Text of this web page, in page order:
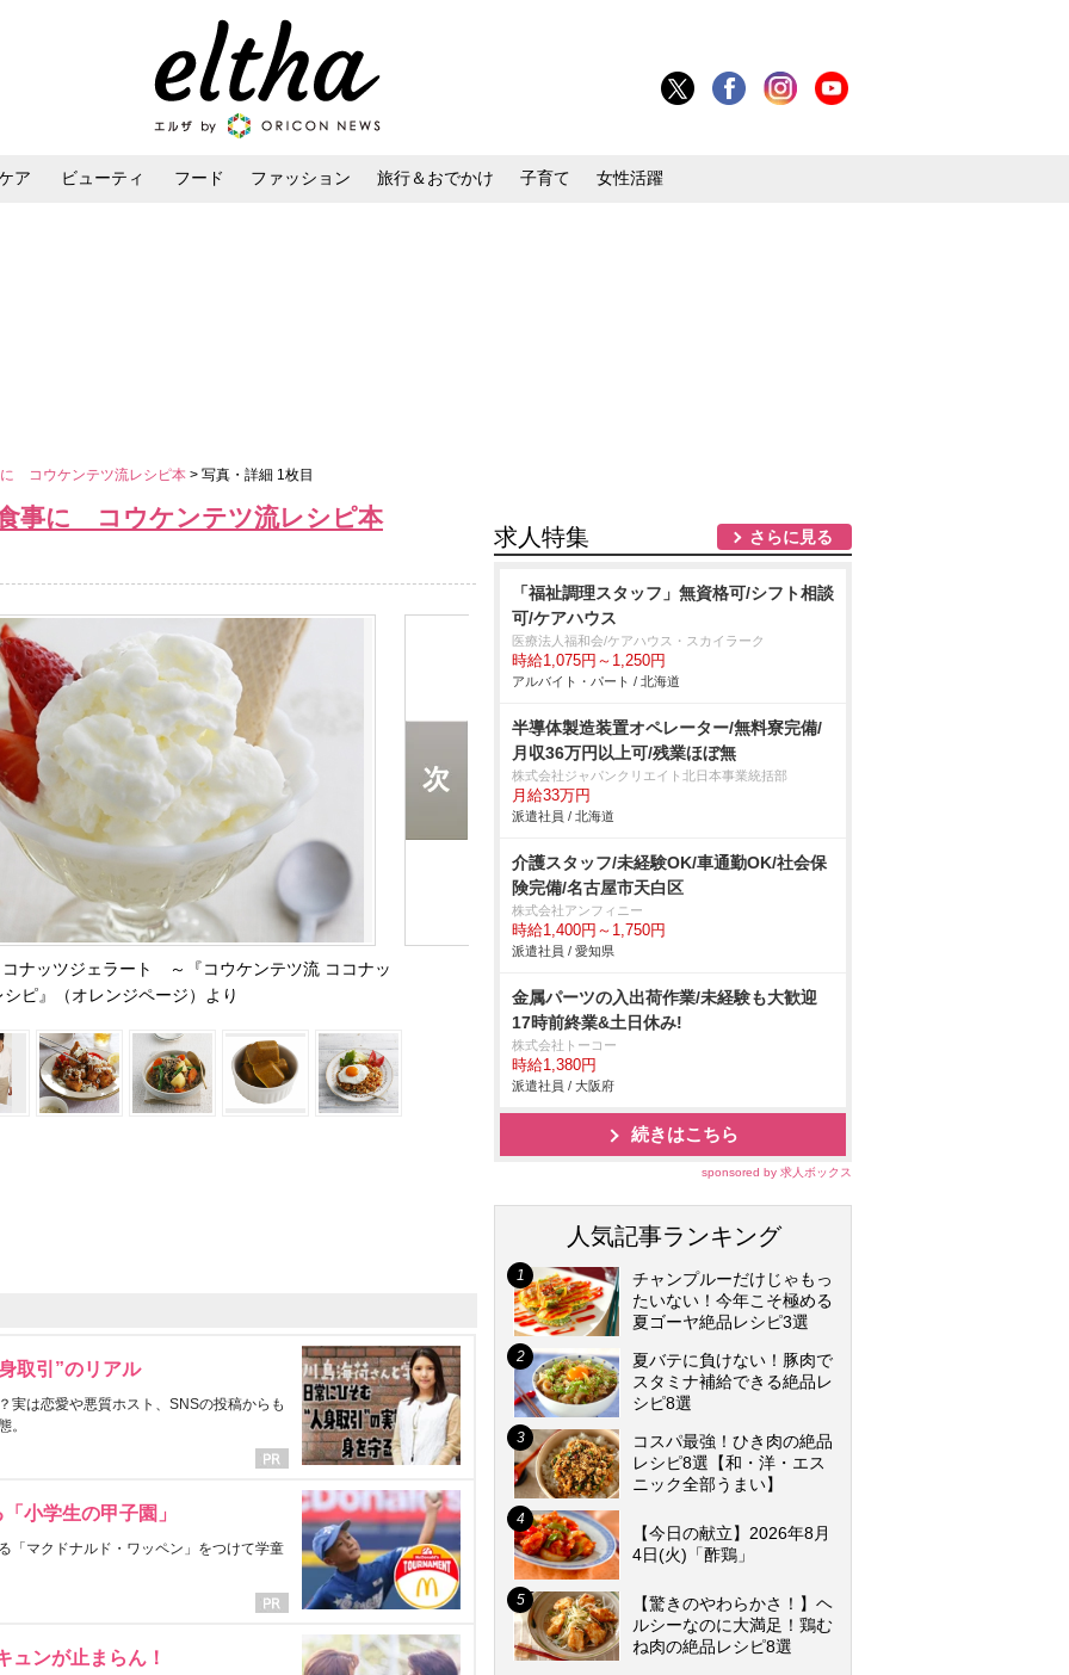
ア ビューティ フード ファッション 旅行＆おでかけ 子育て 女性活躍
コウケンテツ流レシピ本 > 写真・詳細 1枚目
事に コウケンテツ流レシピ本
ナッツジェラート ～『コウケンテツ流 ココナッ
ピ』（オレンジページ）より
取引”のリアル
実は恋愛や悪質ホスト、SNSの投稿からも
。
小学生の甲子園」
「マクドナルド・ワッペン」をつけて学童
ュンが止まらん！
求人特集 さらに見る
「福祉調理スタッフ」無資格可/シフト相談
可/ケアハウス
医療法人福和会/ケアハウス・スカイラーク
時給1,075円～1,250円
アルバイト・パート / 北海道
半導体製造装置オペレーター/無料寮完備/
月収36万円以上可/残業ほぼ無
株式会社ジャパンクリエイト北日本事業統括部
月給33万円
派遣社員 / 北海道
介護スタッフ/未経験OK/車通勤OK/社会保
険完備/名古屋市天白区
株式会社アンフィニー
時給1,400円～1,750円
派遣社員 / 愛知県
金属パーツの入出荷作業/未経験も大歓迎
17時前終業&土日休み!
株式会社トーコー
時給1,380円
派遣社員 / 大阪府
続きはこちら
sponsored by 求人ボックス
人気記事ランキング
チャンプルーだけじゃもっ
たいない！今年こそ極める
夏ゴーヤ絶品レシピ3選
夏バテに負けない！豚肉で
スタミナ補給できる絶品レ
シピ8選
コスパ最強！ひき肉の絶品
レシピ8選【和・洋・エス
ニック全部うまい】
【今日の献立】2026年8月
4日(火)「酢鶏」
【驚きのやわらかさ！】ヘ
ルシーなのに大満足！鶏む
ね肉の絶品レシピ8選